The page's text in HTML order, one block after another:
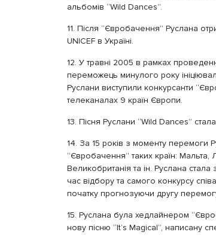
альбомів “Wild Dances”.
11. Після “Євробачення” Руслана
UNICEF в Україні.
12. У травні 2005 в рамках
переможець минулого року
Руслани виступили конкурсанти
телеканалах 9 країн Європи.
13. Пісня Руслани “Wild Dances”
14. За 15 років з моменту перемоги
“Євробачення” таких країн: Мальта,
Великобританія та ін. Руслана
час відбору та самого конкурсу
початку прогнозуючи другу
15. Руслана була хедлайнером
нову пісню “It’s Magical”, написану